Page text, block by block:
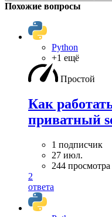
Похожие вопросы
Python
+1 ещё
Простой
Как
приватный
1 подписчик
27 июл.
244 просмотра
2
ответа